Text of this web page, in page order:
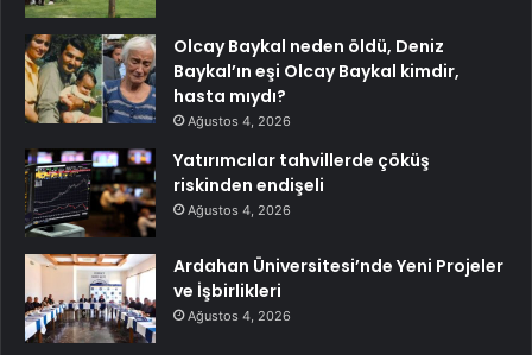
Olcay Baykal neden öldü, Deniz
Baykal’ın eşi Olcay Baykal kimdir,
hasta mıydı?
Ağustos 4, 2026
Yatırımcılar tahvillerde çöküş
riskinden endişeli
Ağustos 4, 2026
Ardahan Üniversitesi’nde Yeni Projeler
ve İşbirlikleri
Ağustos 4, 2026